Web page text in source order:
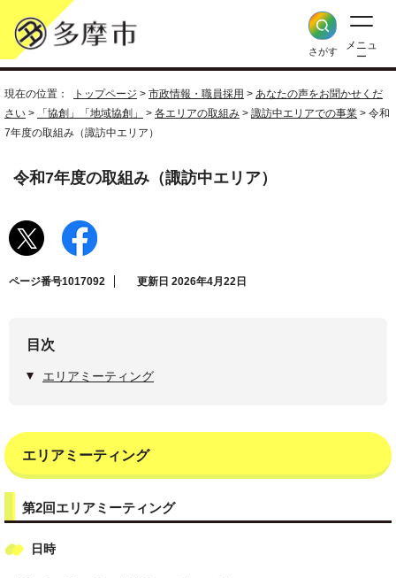
さがす
メニュ
ー
現在の位置： トップページ > 市政情報・職員採用 > あなたの声をお聞かせくだ
さい > 「協創」「地域協創」 > 各エリアの取組み > 諏訪中エリアでの事業 > 令和
7年度の取組み（諏訪中エリア）
令和7年度の取組み（諏訪中エリア）
ページ番号1017092 更新日 2026年4月22日
目次
エリアミーティング
エリアミーティング
第2回エリアミーティング
日時